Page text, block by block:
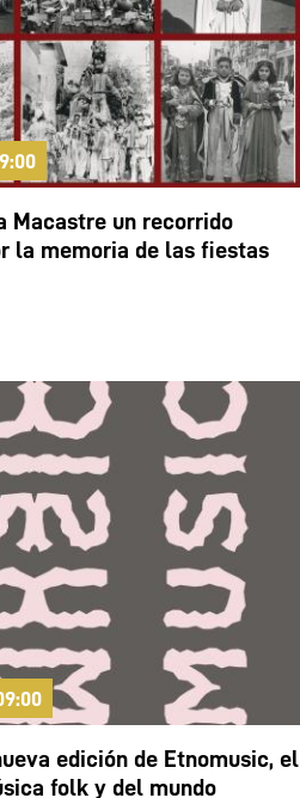
Macastre un recorrido
la memoria de las fiestas
edición de Etnomusic, el
folk y del mundo